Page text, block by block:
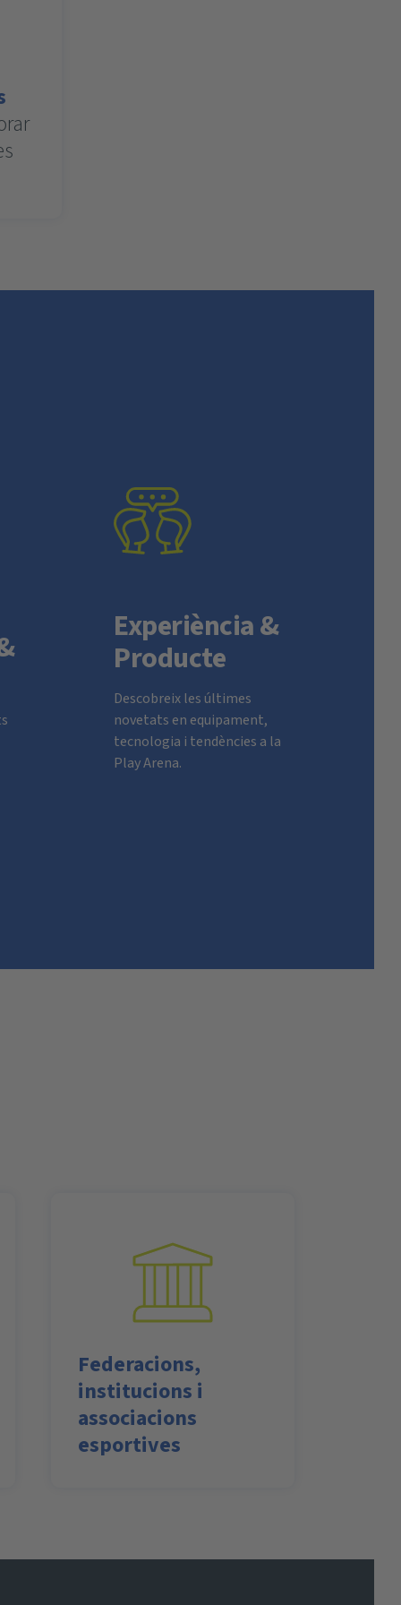
Experiència &
Producte
Descobreix les últimes
novetats en equipament,
tecnologia i tendències a la
Play Arena.
Federacions,
institucions i
associacions
esportives